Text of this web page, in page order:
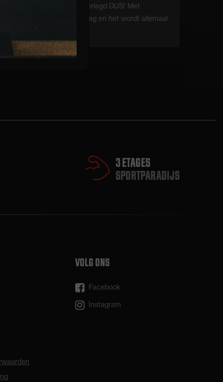
→ Dus! Met gemeente overlegd DUS! Met
gemeente overlegd vandaag en het wordt allemaal
3 ETAGES
SPORTPARADIJS
VOLG ONS
Facebook
Instagram